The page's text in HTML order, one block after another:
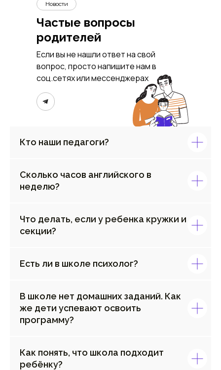
Частые вопросы
родителей
Новости
Если вы не нашли ответ на свой
вопрос, просто напишите нам в
соц.сетях или мессенджерах
Кто наши педагоги?
Сколько часов английского в
неделю?
Что делать, если у ребенка кружки и
секции?
Есть ли в школе психолог?
В школе нет домашних заданий. Как
же дети успевают освоить
программу?
Как понять, что школа подходит
ребёнку?